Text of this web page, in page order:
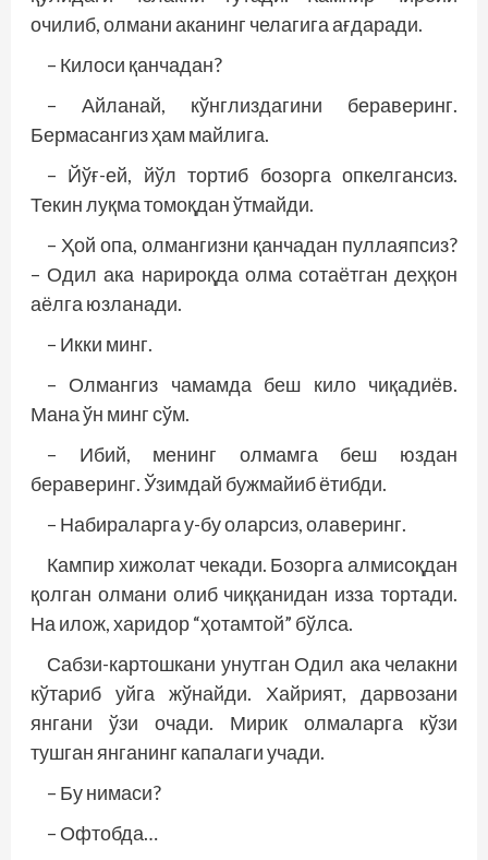
очилиб, олмани аканинг челагига ағдаради.
– Килоси қанчадан?
– Айланай, кўнглиздагини бераверинг.
Бермасангиз ҳам майлига.
– Йўғ-ей, йўл тортиб бозорга опкелгансиз.
Текин луқма томоқдан ўтмайди.
– Ҳой опа, олмангизни қанчадан пуллаяпсиз?
– Одил ака нарироқда олма сотаётган деҳқон
аёлга юзланади.
– Икки минг.
– Олмангиз чамамда беш кило чиқадиёв.
Мана ўн минг сўм.
– Ибий, менинг олмамга беш юздан
бераверинг. Ўзимдай бужмайиб ётибди.
– Набираларга у-бу оларсиз, олаверинг.
Кампир хижолат чекади. Бозорга алмисоқдан
қолган олмани олиб чиққанидан изза тортади.
На илож, харидор “ҳотамтой” бўлса.
Сабзи-картошкани унутган Одил ака челакни
кўтариб уйга жўнайди. Хайрият, дарвозани
янгани ўзи очади. Мирик олмаларга кўзи
тушган янганинг капалаги учади.
– Бу нимаси?
– Офтобда…